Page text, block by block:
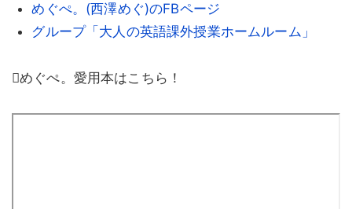
めぐぺ。 (西澤めぐ)のFBページ
グループ「大人の英語課外授業ホームルーム」
めぐぺ。愛用本はこちら！